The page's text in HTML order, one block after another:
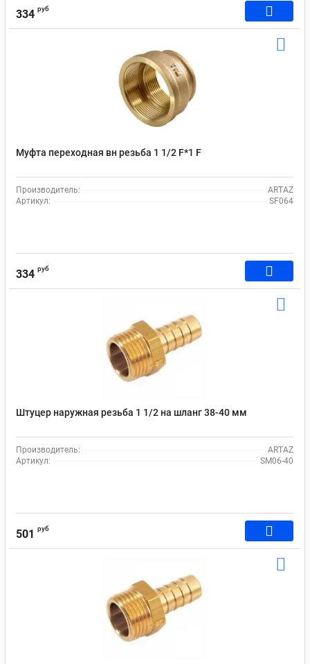
334 руб
Муфта переходная вн резьба 1 1/2 F*1 F
Производитель:
ARTAZ
Артикул:
SF064
334 руб
Штуцер наружная резьба 1 1/2 на шланг 38-40 мм
Производитель:
ARTAZ
Артикул:
SM06-40
501 руб